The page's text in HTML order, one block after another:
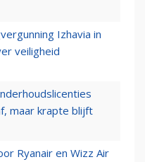
Izhavia in
veiligheid
maar krapte blijft
Ryanair en Wizz Air